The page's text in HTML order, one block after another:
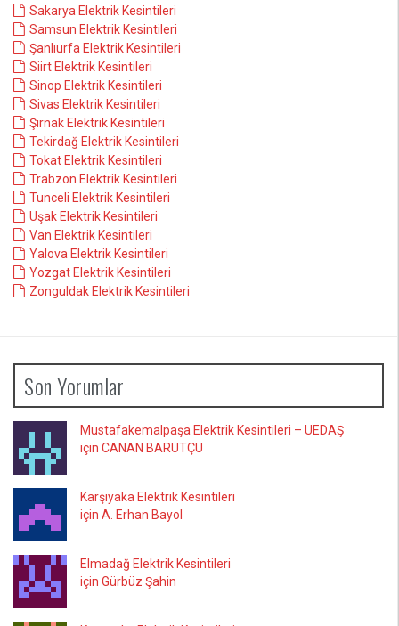
Sakarya Elektrik Kesintileri
Samsun Elektrik Kesintileri
Şanlıurfa Elektrik Kesintileri
Siirt Elektrik Kesintileri
Sinop Elektrik Kesintileri
Sivas Elektrik Kesintileri
Şırnak Elektrik Kesintileri
Tekirdağ Elektrik Kesintileri
Tokat Elektrik Kesintileri
Trabzon Elektrik Kesintileri
Tunceli Elektrik Kesintileri
Uşak Elektrik Kesintileri
Van Elektrik Kesintileri
Yalova Elektrik Kesintileri
Yozgat Elektrik Kesintileri
Zonguldak Elektrik Kesintileri
Son Yorumlar
Mustafakemalpaşa Elektrik Kesintileri – UEDAŞ
için CANAN BARUTÇU
Karşıyaka Elektrik Kesintileri
için A. Erhan Bayol
Elmadağ Elektrik Kesintileri
için Gürbüz Şahin